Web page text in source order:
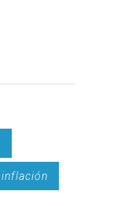
inflación